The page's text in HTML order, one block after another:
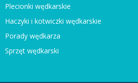
Plecionki wędkarskie
Haczyki i kotwiczki wędkarskie
Porady wędkarza
Sprzęt wędkarski